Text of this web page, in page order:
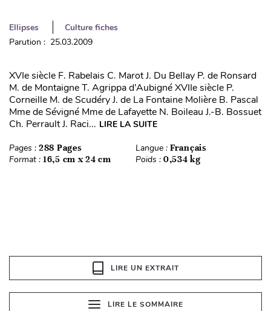
Ellipses
Culture fiches
Parution : 25.03.2009
XVIe siècle F. Rabelais C. Marot J. Du Bellay P. de Ronsard
M. de Montaigne T. Agrippa d’Aubigné XVIIe siècle P.
Corneille M. de Scudéry J. de La Fontaine Molière B. Pascal
Mme de Sévigné Mme de Lafayette N. Boileau J.-B. Bossuet
Ch. Perrault J. Raci... LIRE LA SUITE
Pages : 288 Pages Langue : Français
Format : 16,5 cm x 24 cm Poids : 0,534 kg
LIRE UN EXTRAIT
LIRE LE SOMMAIRE